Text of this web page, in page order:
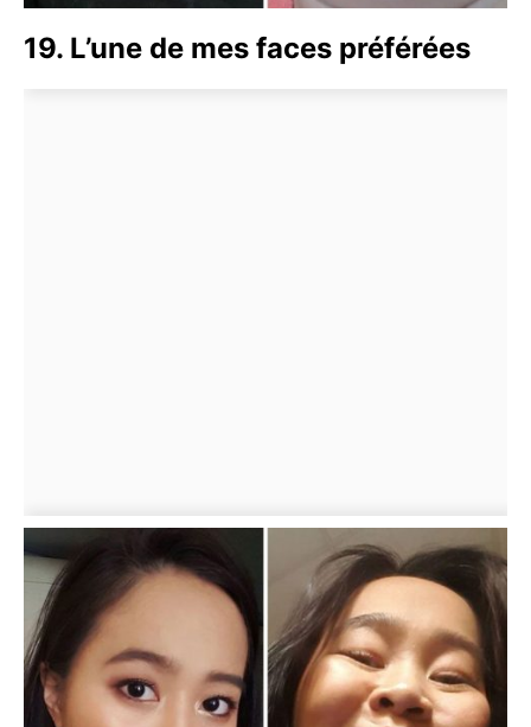
19. L’une de mes faces préférées